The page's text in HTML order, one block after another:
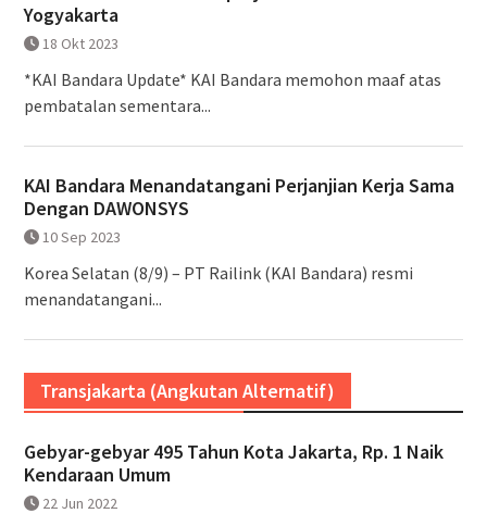
Yogyakarta
18 Okt 2023
*KAI Bandara Update* KAI Bandara memohon maaf atas
pembatalan sementara...
KAI Bandara Menandatangani Perjanjian Kerja Sama
Dengan DAWONSYS
10 Sep 2023
Korea Selatan (8/9) – PT Railink (KAI Bandara) resmi
menandatangani...
Transjakarta (Angkutan Alternatif)
Gebyar-gebyar 495 Tahun Kota Jakarta, Rp. 1 Naik
Kendaraan Umum
22 Jun 2022